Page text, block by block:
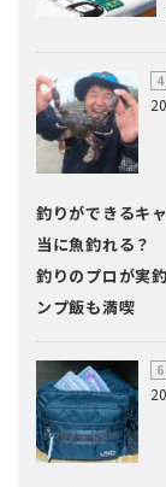
釣りができるキ
当に魚釣れる？
釣りのプロが実
ンプ飯も満喫